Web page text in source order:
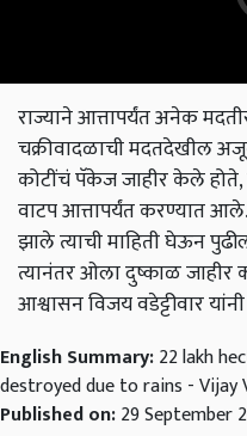
राज्याने आत्तापर्यंत अनेक
चक्रीवादळाची मदतदेखील
कोटींचं पॅकेज जाहीर केले
वाटप आत्तापर्यंत करण्यात
झाले त्याची माहिती घेऊन
त्यानंतर ओला दुष्काळ जाहीर
आश्वासन विजय वडेट्टीवार
English Summary:22 lakh
destroyed due to rains - Vijay
Published on:29 September